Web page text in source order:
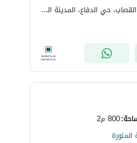
شارع محمد بن علي بن محمد القصاب، حي الدفاع، المدينة المنورة
:800 م2